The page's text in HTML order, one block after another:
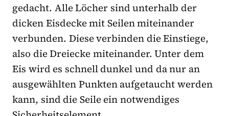
gedacht. Alle Löcher sind unterhalb der
dicken Eisdecke mit Seilen miteinander
verbunden. Diese verbinden die Einstiege,
also die Dreiecke miteinander. Unter dem
Eis wird es schnell dunkel und da nur an
ausgewählten Punkten aufgetaucht werden
kann, sind die Seile ein notwendiges